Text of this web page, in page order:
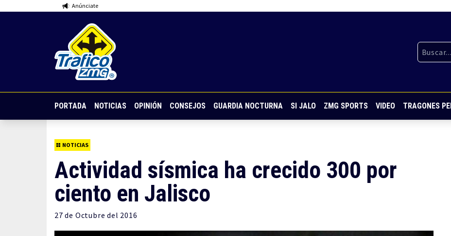
Anúnciate
PORTADA NOTICIAS OPINIÓN CONSEJOS GUARDIA NOCTURNA SI JALO ZMG SPORTS VIDEO TRAGONES
NOTICIAS
Actividad sísmica ha crecido 300 por
ciento en Jalisco
27 de Octubre del 2016